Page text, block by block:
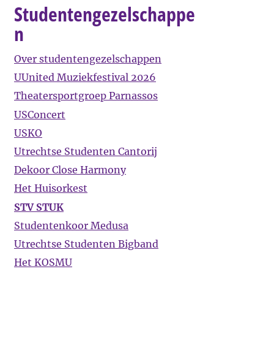
Studentengezelschappe
n
Over studentengezelschappen
UUnited Muziekfestival 2026
Theatersportgroep Parnassos
USConcert
USKO
Utrechtse Studenten Cantorij
Dekoor Close Harmony
Het Huisorkest
STV STUK
Studentenkoor Medusa
Utrechtse Studenten Bigband
Het KOSMU